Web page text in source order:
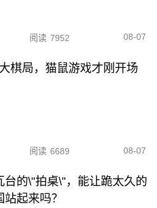
阅读 7952 08-07
棋局，猫鼠游戏才刚开场
阅读 6689 08-07
台的\"拍桌\"，能让跪太久的
站起来吗？